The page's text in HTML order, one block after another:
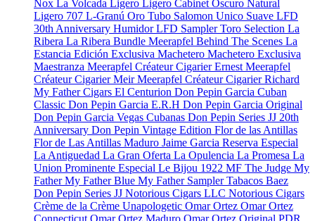
Nox La Volcada Ligero Ligero Cabinet Oscuro Natural
Ligero 707 L-Granú Oro Tubo Salomon Unico Suave LFD
30th Anniversary HumidorLFD Sampler Toro Selection La
Ribera La Ribera Bundle Meerapfel Behind The Scenes La
Estancia Edición Exclusiva Machetero Machetero Exclusiva
Maestranza Meerapfel Créateur Cigarier Ernest Meerapfel
Créateur Cigarier MeirMeerapfel Créateur Cigarier Richard
My Father Cigars El Centurion Don Pepin Garcia Cuban
Classic Don Pepin Garcia E.R.H Don Pepin Garcia Original
Don Pepin Garcia Vegas Cubanas Don Pepin Series JJ 20th
Anniversary Don Pepin Vintage Edition Flor de las Antillas
Flor de Las Antillas Maduro Jaime Garcia Reserva Especial
La Antiguedad La Gran Oferta La Opulencia La Promesa La
Union Prominente Especial Le Bijou 1922 MF The Judge My
FatherMy Father Blue My Father SamplerTabacos Baez
Don Pepin Series JJ Notorious Cigars LLC Notorious Cigars
Crème de la Crème Unapologetic Omar Ortez Omar Ortez
Connecticut Omar Ortez Maduro Omar Ortez Original PDR